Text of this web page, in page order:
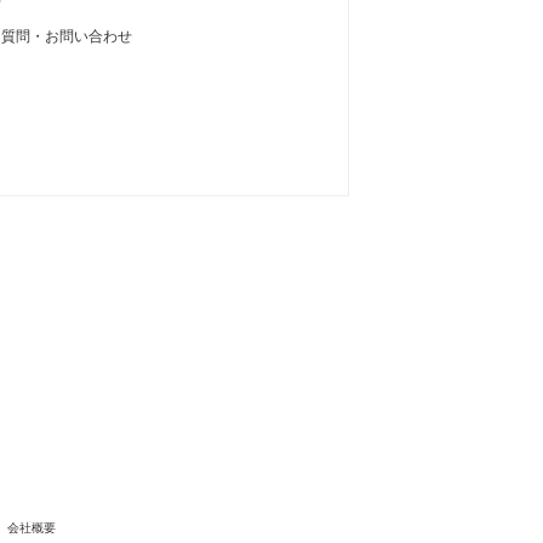
問・お問い合わせ
会社概要